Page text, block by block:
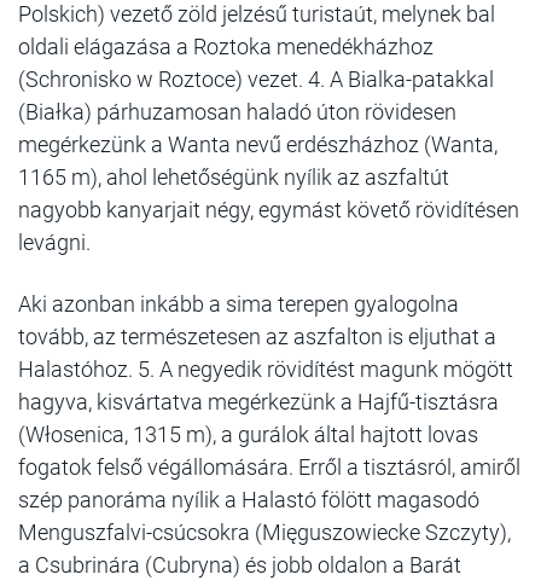
Polskich) vezető zöld jelzésű turistaút, melynek bal
oldali elágazása a Roztoka menedékházhoz
(Schronisko w Roztoce) vezet. 4. A Bialka-patakkal
(Białka) párhuzamosan haladó úton rövidesen
megérkezünk a Wanta nevű erdészházhoz (Wanta,
1165 m), ahol lehetőségünk nyílik az aszfaltút
nagyobb kanyarjait négy, egymást követő rövidítésen
levágni.
Aki azonban inkább a sima terepen gyalogolna
tovább, az természetesen az aszfalton is eljuthat a
Halastóhoz. 5. A negyedik rövidítést magunk mögött
hagyva, kisvártatva megérkezünk a Hajfű-tisztásra
(Włosenica, 1315 m), a gurálok által hajtott lovas
fogatok felső végállomására. Erről a tisztásról, amiről
szép panoráma nyílik a Halastó fölött magasodó
Menguszfalvi-csúcsokra (Mięguszowiecke Szczyty),
a Csubrinára (Cubryna) és jobb oldalon a Barát